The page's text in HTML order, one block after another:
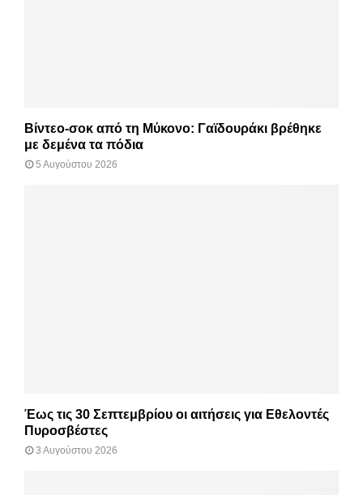
Βίντεο-σοκ από τη Μύκονο: Γαϊδουράκι βρέθηκε
με δεμένα τα πόδια
5 Αυγούστου 2026
Έως τις 30 Σεπτεμβρίου οι αιτήσεις για Εθελοντές
Πυροσβέστες
3 Αυγούστου 2026